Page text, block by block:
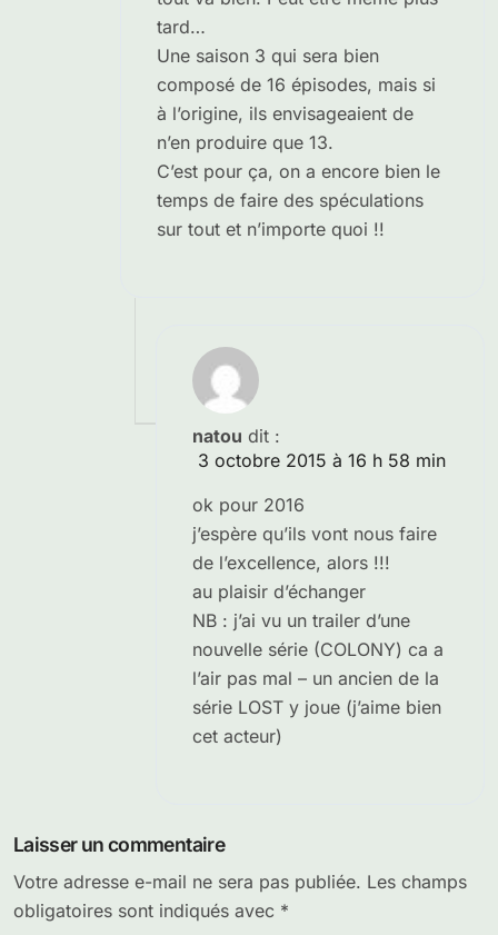
tard…
Une saison 3 qui sera bien
composé de 16 épisodes, mais si
à l’origine, ils envisageaient de
n’en produire que 13.
C’est pour ça, on a encore bien le
temps de faire des spéculations
sur tout et n’importe quoi !!
natou dit :
3 octobre 2015 à 16 h 58 min
ok pour 2016
j’espère qu’ils vont nous faire
de l’excellence, alors !!!
au plaisir d’échanger
NB : j’ai vu un trailer d’une
nouvelle série (COLONY) ca a
l’air pas mal – un ancien de la
série LOST y joue (j’aime bien
cet acteur)
Laisser un commentaire
Votre adresse e-mail ne sera pas publiée. Les champs
obligatoires sont indiqués avec *